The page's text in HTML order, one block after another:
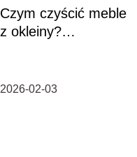
Czym czyścić meble
z okleiny?
2026-02-03